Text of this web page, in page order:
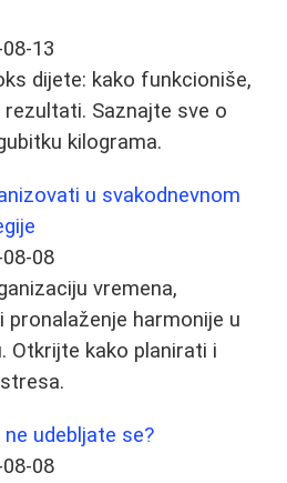
13
dijete: kako funkcioniše,
Saznajte sve o
kilograma.
u svakodnevnom
08
vremena,
pronalaženje harmonije u
Otkrijte kako planirati i
udebljate se?
08